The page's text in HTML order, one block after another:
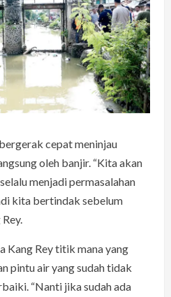
cepat meninjau
oleh banjir. “Kita akan
menjadi permasalahan
kita bertindak sebelum
Kang Rey titik mana yang
pintu air yang sudah tidak
“Nanti jika sudah ada